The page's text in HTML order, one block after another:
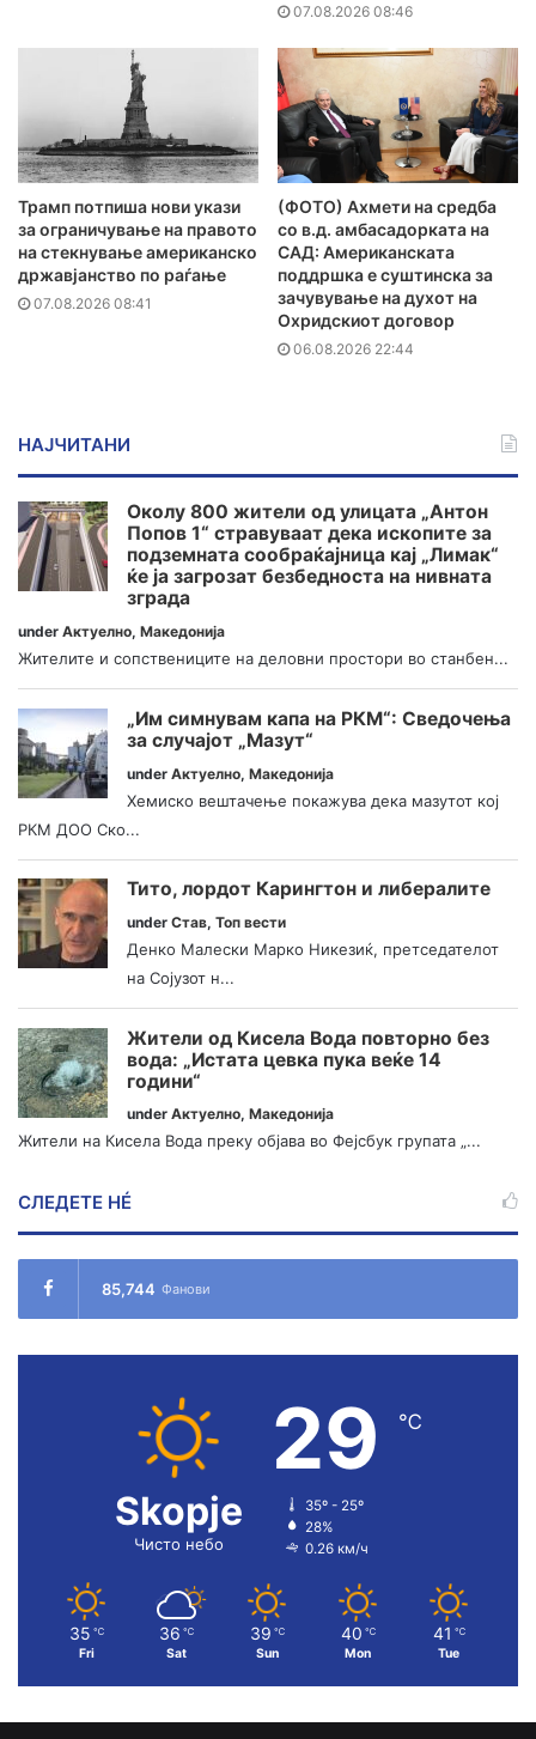
07.08.2026 08:46
Трамп потпиша нови укази
за ограничување на правото
на стекнување американско
државјанство по раѓање
07.08.2026 08:41
(ФОТО) Ахмети на средба
со в.д. амбасадорката на
САД: Американската
поддршка е суштинска за
зачувување на духот на
Охридскиот договор
06.08.2026 22:44
НАЈЧИТАНИ
Околу 800 жители од улицата „Антон
Попов 1“ стравуваат дека ископите за
подземната сообраќајница кај „Лимак“
ќе ја загрозат безбедноста на нивната
зграда
under Актуелно, Македонија
Жителите и сопствениците на деловни простори во станбен...
„Им симнувам капа на РКМ“: Сведочења
за случајот „Мазут“
under Актуелно, Македонија
Хемиско вештачење покажува дека мазутот кој
РКМ ДОО Ско...
Тито, лордот Карингтон и либералите
under Став, Топ вести
Денко Малески Марко Никезиќ, претседателот
на Сојузот н...
Жители од Кисела Вода повторно без
вода: „Истата цевка пука веќе 14
години“
under Актуелно, Македонија
Жители на Кисела Вода преку објава во Фејсбук групата „...
СЛЕДЕТЕ НÉ
85,744 Фанови
Skopje
Чисто небо
29 ℃
35º - 25º
28%
0.26 км/ч
35 ℃
Fri
36 ℃
Sat
39 ℃
Sun
40 ℃
Mon
41 ℃
Tue